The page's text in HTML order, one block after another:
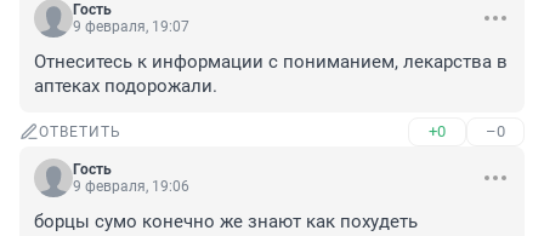
Гость
9 февраля, 19:07
Отнеситесь к информации с пониманием, лекарства в
аптеках подорожали.
ОТВЕТИТЬ +0 –0
Гость
9 февраля, 19:06
борцы сумо конечно же знают как похудеть